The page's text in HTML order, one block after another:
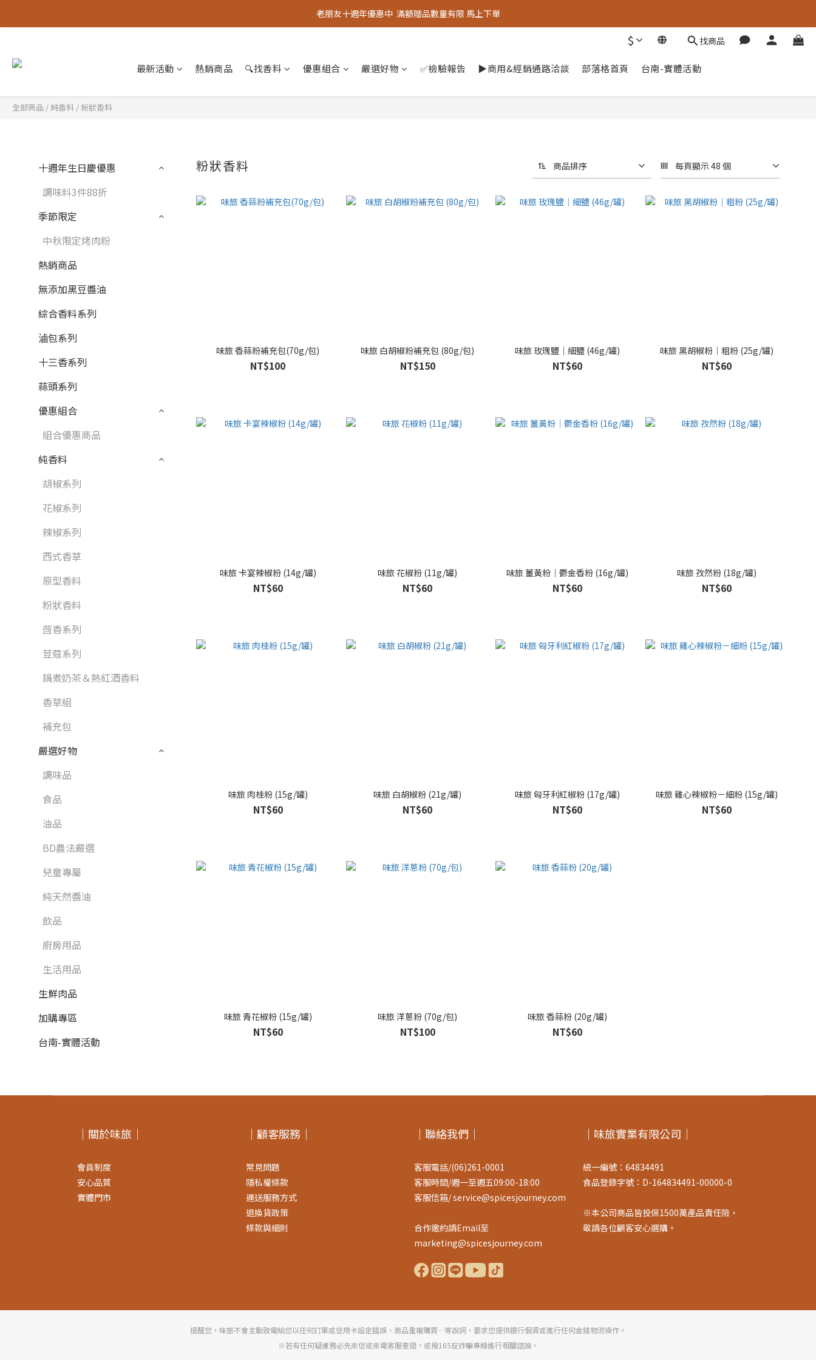
老朋友十週年優惠中  滿額贈品數量有限 馬上下單
老朋友十週年優惠中  滿額贈品數量有限 馬上下單
老朋友十週年優惠中  滿額贈品數量有限 馬上下單
$ 找商品
最新活動 熱銷商品 🔍找香料 優惠組合 嚴選好物 ✅檢驗報告 ▶︎商用&經銷通路洽談 部落格首頁 台南-實體活動
全部商品 / 純香料 / 粉狀香料
十週年生日慶優惠
調味料3件88折
季節限定
中秋限定烤肉粉
熱銷商品
無添加黑豆醬油
綜合香料系列
滷包系列
十三香系列
蒜頭系列
優惠組合
組合優惠商品
純香料
胡椒系列
花椒系列
辣椒系列
西式香草
原型香料
粉狀香料
茴香系列
荳蔻系列
鍋煮奶茶＆熱紅酒香料
香草組
補充包
嚴選好物
調味品
食品
油品
BD農法嚴選
兒童專屬
純天然醬油
飲品
廚房用品
生活用品
生鮮肉品
加購專區
台南-實體活動
粉狀香料 商品排序 每頁顯示 48 個
味旅 香蒜粉補充包(70g/包)
NT$100
味旅 白胡椒粉補充包 (80g/包)
NT$150
味旅 玫瑰鹽｜細鹽 (46g/罐)
NT$60
味旅 黑胡椒粉｜粗粉 (25g/罐)
NT$60
味旅 卡宴辣椒粉 (14g/罐)
NT$60
味旅 花椒粉 (11g/罐)
NT$60
味旅 薑黃粉｜鬱金香粉 (16g/罐)
NT$60
味旅 孜然粉 (18g/罐)
NT$60
味旅 肉桂粉 (15g/罐)
NT$60
味旅 白胡椒粉 (21g/罐)
NT$60
味旅 匈牙利紅椒粉 (17g/罐)
NT$60
味旅 雞心辣椒粉－細粉 (15g/罐)
NT$60
味旅 青花椒粉 (15g/罐)
NT$60
味旅 洋蔥粉 (70g/包)
NT$100
味旅 香蒜粉 (20g/罐)
NT$60
｜關於味旅｜
會員制度
安心品質
實體門市
｜顧客服務｜
常見問題
隱私權條款
運送服務方式
退換貨政策
條款與細則
｜聯絡我們｜
客服電話/(06)261-0001
客服時間/週一至週五09:00-18:00
客服信箱/ service@spicesjourney.com
合作邀約請Email至
marketing@spicesjourney.com
｜味旅實業有限公司｜
統一編號：64834491
食品登錄字號：D-164834491-00000-0
※本公司商品皆投保1500萬產品責任險，
敬請各位顧客安心選購。
提醒您，味旅不會主動致電給您以任何訂單或信用卡設定錯誤、商品重複購買…等說詞，要求您提供銀行個資或進行任何金錢物流操作。
※若有任何疑慮務必先來信或來電客服查證，或撥165反詐騙專線進行相關諮詢。